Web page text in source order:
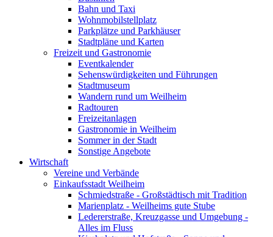
Bahn und Taxi
Wohnmobilstellplatz
Parkplätze und Parkhäuser
Stadtpläne und Karten
Freizeit und Gastronomie
Eventkalender
Sehenswürdigkeiten und Führungen
Stadtmuseum
Wandern rund um Weilheim
Radtouren
Freizeitanlagen
Gastronomie in Weilheim
Sommer in der Stadt
Sonstige Angebote
Wirtschaft
Vereine und Verbände
Einkaufsstadt Weilheim
Schmiedstraße - Großstädtisch mit Tradition
Marienplatz - Weilheims gute Stube
Ledererstraße, Kreuzgasse und Umgebung -
Alles im Fluss